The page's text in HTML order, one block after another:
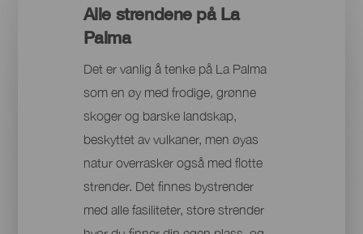
Alle strendene på La
Palma
Det er vanlig å tenke på La Palma
som en øy med frodige, grønne
skoger og barske landskap,
beskyttet av vulkaner, men øyas
natur overrasker også med flotte
strender. Det finnes bystrender
med alle fasiliteter, store strender